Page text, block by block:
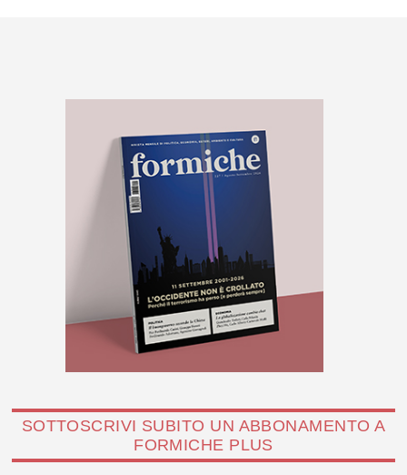
SOTTOSCRIVI SUBITO UN ABBONAMENTO A
FORMICHE PLUS